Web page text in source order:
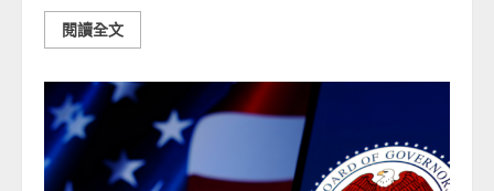
閱讀全文